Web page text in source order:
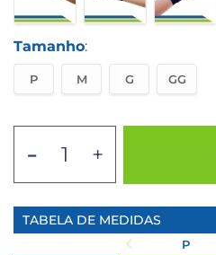
Tamanho:
P M G GG
- +
TABELA DE MEDIDAS
P